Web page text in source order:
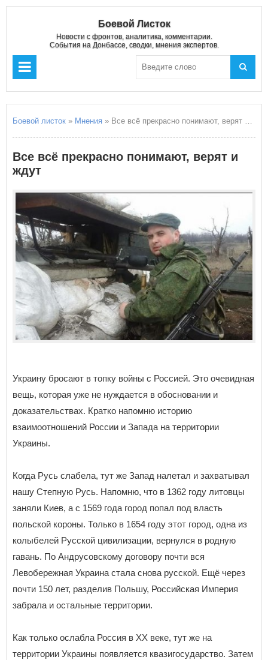
Боевой Листок
Новости с фронтов, аналитика, комментарии.
События на Донбассе, сводки, мнения экспертов.
Боевой листок » Мнения » Все всё прекрасно понимают, верят и ждут
Все всё прекрасно понимают, верят и
ждут
Украину бросают в топку войны с Россией. Это очевидная
вещь, которая уже не нуждается в обосновании и
доказательствах. Кратко напомню историю
взаимоотношений России и Запада на территории
Украины.
Когда Русь слабела, тут же Запад налетал и захватывал
нашу Степную Русь. Напомню, что в 1362 году литовцы
заняли Киев, а с 1569 года город попал под власть
польской короны. Только в 1654 году этот город, одна из
колыбелей Русской цивилизации, вернулся в родную
гавань. По Андрусовскому договору почти вся
Левобережная Украина стала снова русской. Ещё через
почти 150 лет, разделив Польшу, Российская Империя
забрала и остальные территории.
Как только ослабла Россия в XX веке, тут же на
территории Украины появляется квазигосударство. Затем